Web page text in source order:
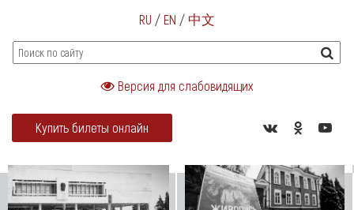
RU / EN / 中文
Версия для слабовидящих
Купить билеты онлайн